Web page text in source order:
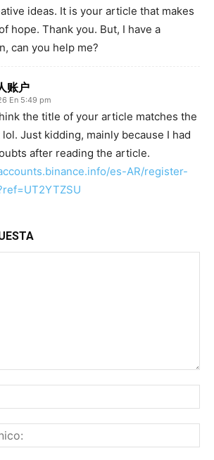
ideas. It is your article that makes
hope. Thank you. But, I have a
can you help me?
账户
En 5:49 pm
the title of your article matches the
Just kidding, mainly because I had
after reading the article.
es-AR/register-